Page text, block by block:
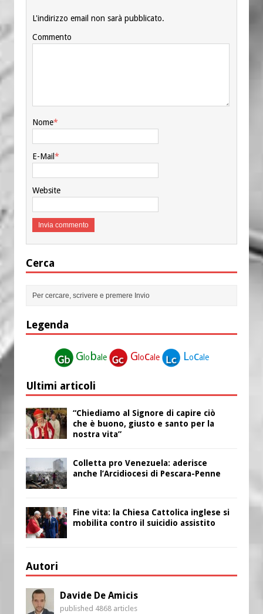
L'indirizzo email non sarà pubblicato.
Commento
Nome*
E-Mail*
Website
Cerca
Legenda
G lobale G locale Locale
Ultimi articoli
“Chiediamo al Signore di capire ciò
che è buono, giusto e santo per la
nostra vita”
Colletta pro Venezuela: aderisce
anche l’Arcidiocesi di Pescara-Penne
Fine vita: la Chiesa Cattolica inglese si
mobilita contro il suicidio assistito
Autori
Davide De Amicis
published 4868 articles